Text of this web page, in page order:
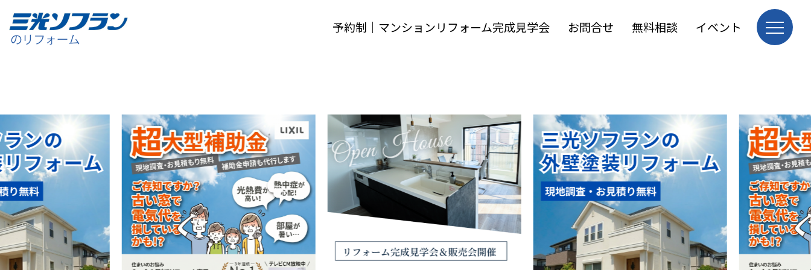
予約制｜マンションリフォーム完成見学会 お問合せ 無料相談 イベント